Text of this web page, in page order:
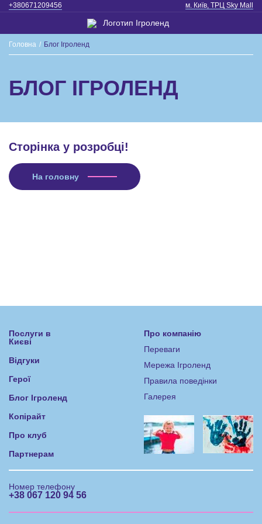
+380671209456 м. Київ, ТРЦ Sky Mall
Головна / Блог Ігроленд
БЛОГ ІГРОЛЕНД
Сторінка у розробці!
На головну
Послуги в
Києві
Відгуки
Герої
Блог Ігроленд
Копірайт
Про клуб
Партнерам
Про компанію
Переваги
Мережа Ігроленд
Правила поведінки
Галерея
Номер телефону
+38 067 120 94 56